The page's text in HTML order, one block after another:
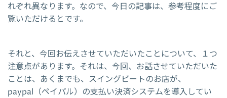
れぞれ異なります。なので、今日の記事は、参考程度にご
覧いただけるとです。
それと、今回お伝えさせていただいたことについて、１つ
注意点があります。それは、今回、お話させていただいた
ことは、あくまでも、スイングビートのお店が、
paypal（ペイパル）の支払い決済システムを導入してい